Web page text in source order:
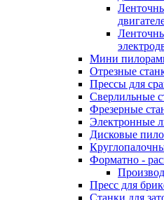
Мини
Отрезные
Прессы для
Сверлильные
Фрезерные
Электронные
Дисковые
Форматно -
Пресс для
Станки для